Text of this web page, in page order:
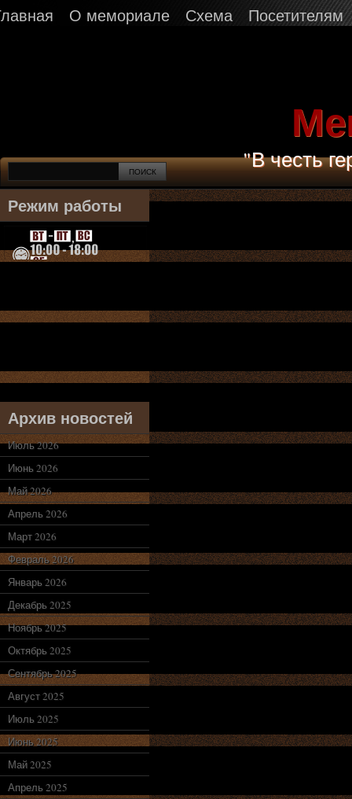
О мемориале Схема Посетителям
"В честь
Режим работы
Архив новостей
Июль 2026
Июнь 2026
Май 2026
Апрель 2026
Март 2026
Февраль 2026
Январь 2026
Декабрь 2025
Ноябрь 2025
Октябрь 2025
Сентябрь 2025
Август 2025
Июль 2025
Июнь 2025
Май 2025
Апрель 2025